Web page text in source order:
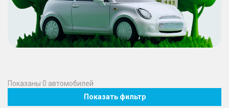
Показаны 0 автомобилей
Показать фильтр